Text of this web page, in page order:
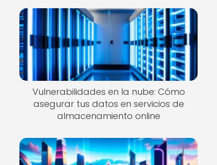
Vulnerabilidades en la nube: Cómo
asegurar tus datos en servicios de
almacenamiento online